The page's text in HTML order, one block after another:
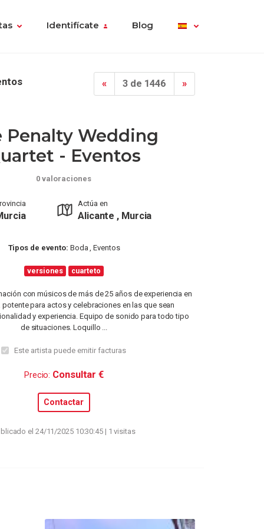
Identifícate Blog
« 3 de 1446 »
Penalty Wedding
- Eventos
0 valoraciones
Actúa en
Alicante , Murcia
Tipos de evento: Boda , Eventos
versiones cuarteto
con músicos de más de 25 años de experiencia en
potente para actos y celebraciones en las que sean
y experiencia. Equipo de sonido para todo tipo
de situaciones. Loquillo ...
Este artista puede emitir facturas
Precio: Consultar €
Contactar
el 24/11/2025 10:30:45 | 1 visitas